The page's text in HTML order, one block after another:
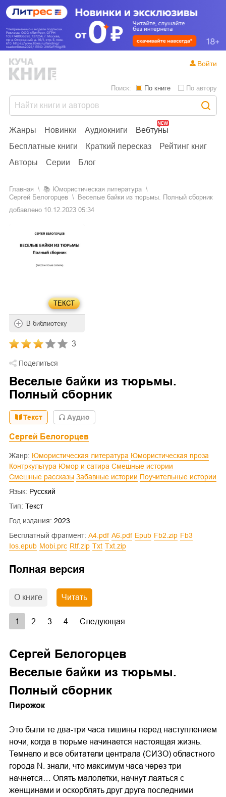
Жанры Новинки Аудиокниги
Вебтуны
Бесплатные книги
Краткий пересказ
Рейтинг книг
Авторы
Серии Блог
Поиск: По книге По автору
Войти
Главная 📚
юмористическая литература
Сергей Белогорцев
Веселые байки из тюрьмы. Полный сборник
добавлено 10.12.2023 05:34
ТЕКСТ
В библиотеку
3
Поделиться
Веселые байки из тюрьмы.
Полный сборник
Текст Aудио
Сергей Белогорцев
Жанр: Юмористическая литература
Юмористическая проза
Контркультура
Юмор и сатира
Смешные истории
Смешные рассказы
Забавные истории
Поучительные истории
Язык: Русский
Тип: Текст
Год издания: 2023
Бесплатный фрагмент:
a4.pdf a6.pdf epub fb2.zip
fb3
ios.epub
mobi.prc rtf.zip txt txt.zip
Полная версия
О книге Читать
1 2 3 4 Следующая
Сергей Белогорцев
Веселые байки из тюрьмы.
Полный сборник
Пирожок
Это были те два-три часа тишины перед наступлением
ночи, когда в тюрьме начинается настоящая жизнь.
Темнело и все обитатели централа (СИЗО) областного
города N. знали, что максимум часа через три
начнется… Опять малолетки, начнут лаяться с
женщинами и оскорблять друг друга последними